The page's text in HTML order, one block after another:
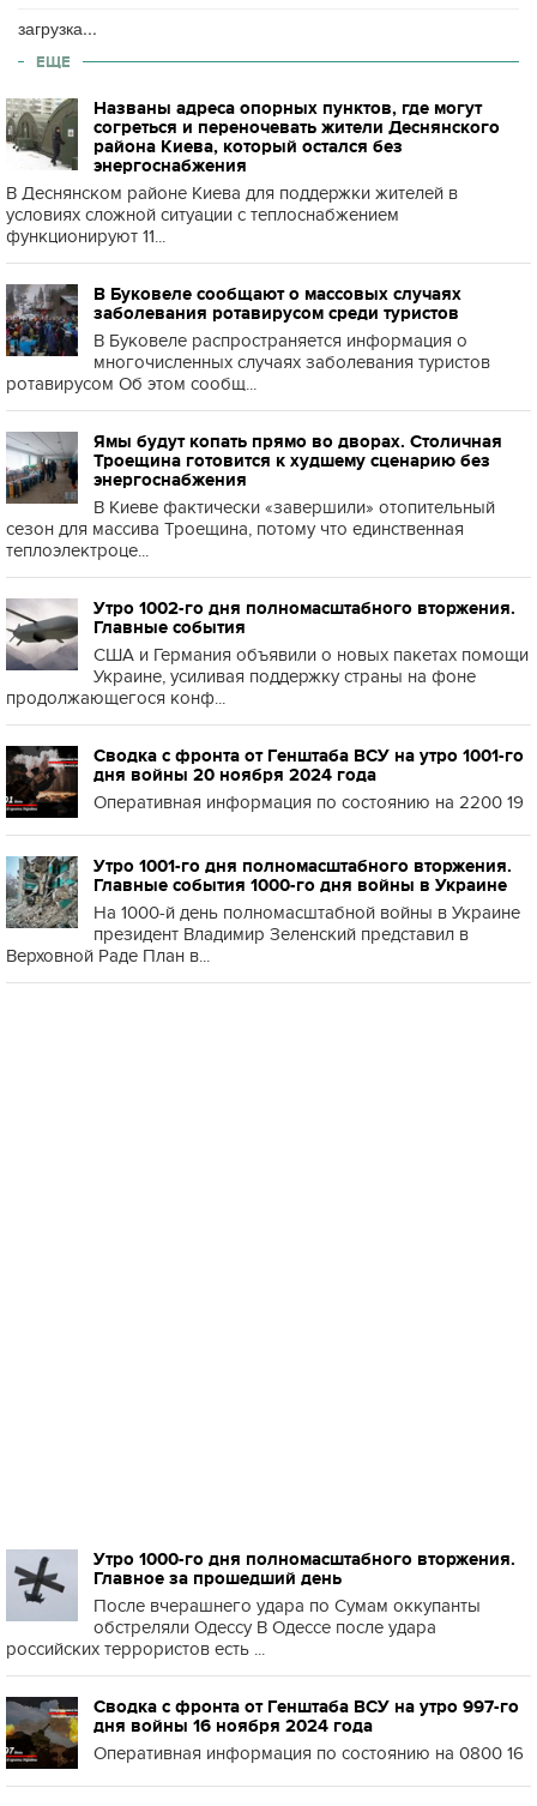
загрузка...
ЕЩЕ
Названы адреса опорных пунктов, где могут
согреться и переночевать жители Деснянского
района Киева, который остался без
энергоснабжения
В Деснянском районе Киева для поддержки жителей в
условиях сложной ситуации с теплоснабжением
функционируют 11...
В Буковеле сообщают о массовых случаях
заболевания ротавирусом среди туристов
В Буковеле распространяется информация о
многочисленных случаях заболевания туристов
ротавирусом Об этом сообщ...
Ямы будут копать прямо во дворах. Столичная
Троещина готовится к худшему сценарию без
энергоснабжения
В Киеве фактически «завершили» отопительный
сезон для массива Троещина, потому что единственная
теплоэлектроце...
Утро 1002-го дня полномасштабного вторжения.
Главные события
США и Германия объявили о новых пакетах помощи
Украине, усиливая поддержку страны на фоне
продолжающегося конф...
Сводка с фронта от Генштаба ВСУ на утро 1001-го
дня войны 20 ноября 2024 года
Оперативная информация по состоянию на 2200 19
Утро 1001-го дня полномасштабного вторжения.
Главные события 1000-го дня войны в Украине
На 1000-й день полномасштабной войны в Украине
президент Владимир Зеленский представил в
Верховной Раде План в...
Утро 1000-го дня полномасштабного вторжения.
Главное за прошедший день
После вчерашнего удара по Сумам оккупанты
обстреляли Одессу В Одессе после удара
российских террористов есть ...
Сводка с фронта от Генштаба ВСУ на утро 997-го
дня войны 16 ноября 2024 года
Оперативная информация по состоянию на 0800 16